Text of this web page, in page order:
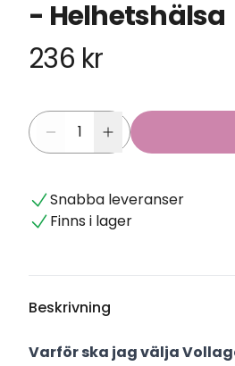
- Helhetshälsa
236 kr
Snabba leveranser
Finns i lager
Beskrivning
Varför ska jag välja